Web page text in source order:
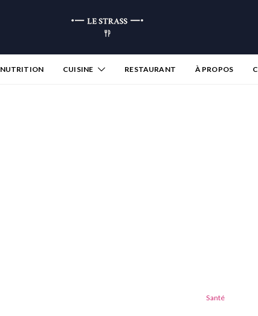
NUTRITION CUISINE RESTAURANT À PROPOS
Santé